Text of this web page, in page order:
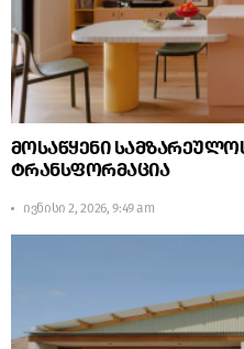
მოსაწყენი
ტრანსფორმაცია
ივნისი 2, 2026, 9:49 am